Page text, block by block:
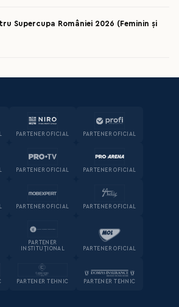
Supercupa României 2026 (Feminin și
PARTENER OFICIAL PARTENER OFICIAL
PARTENER OFICIAL PARTENER OFICIAL
PARTENER OFICIAL PARTENER OFICIAL
PARTENER
INSTITUȚIONAL
PARTENER OFICIAL
PARTENER TEHNIC PARTENER TEHNIC